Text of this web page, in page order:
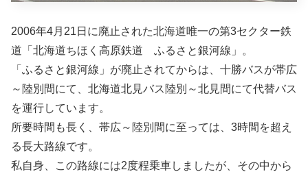
2006年4月21日に廃止された北海道唯一の第3セクター鉄
道「北海道ちほく高原鉄道 ふるさと銀河線」。
「ふるさと銀河線」が廃止されてからは、十勝バスが帯広
～陸別間にて、北海道北見バス陸別～北見間にて代替バス
を運行しています。
所要時間も長く、帯広～陸別間に至っては、3時間を超え
る長大路線です。
私自身、この路線には2度程乗車しましたが、その中から